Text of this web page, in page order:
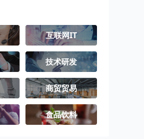
互联网IT
技术研发
商贸贸易
食品饮料